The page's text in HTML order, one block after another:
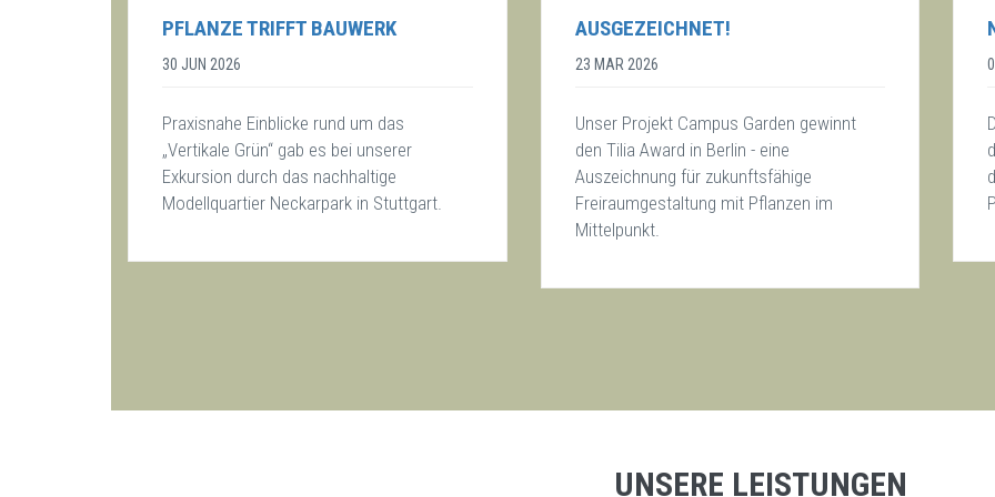
PFLANZE TRIFFT BAUWERK
30 JUN 2026
Praxisnahe Einblicke rund um das
„Vertikale Grün“ gab es bei unserer
Exkursion durch das nachhaltige
Modellquartier Neckarpark in Stuttgart.
AUSGEZEICHNET!
23 MAR 2026
Unser Projekt Campus Garden gewinnt
den Tilia Award in Berlin - eine
Auszeichnung für zukunftsfähige
Freiraumgestaltung mit Pflanzen im
Mittelpunkt.
UNSERE LEISTUNGEN